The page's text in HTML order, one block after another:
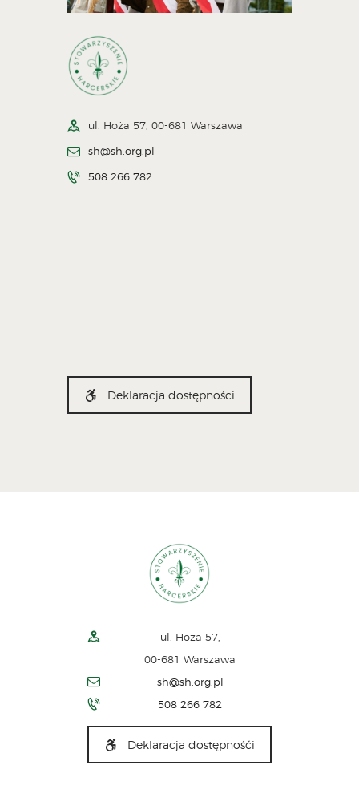
ul. Hoża 57, 00-681 Warszawa
sh@sh.org.pl
508 266 782
Deklaracja dostępności
ul. Hoża 57,
00-681 Warszawa
sh@sh.org.pl
508 266 782
Deklaracja dostępnośći